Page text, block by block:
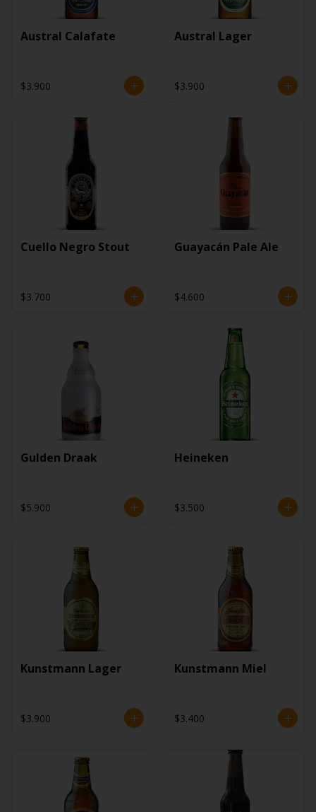
Austral Calafate
$3.900
Austral Lager
$3.900
Cuello Negro Stout
$3.700
Guayacán Pale Ale
$4.600
Gulden Draak
$5.900
Heineken
$3.500
Kunstmann Lager
$3.900
Kunstmann Miel
$3.400